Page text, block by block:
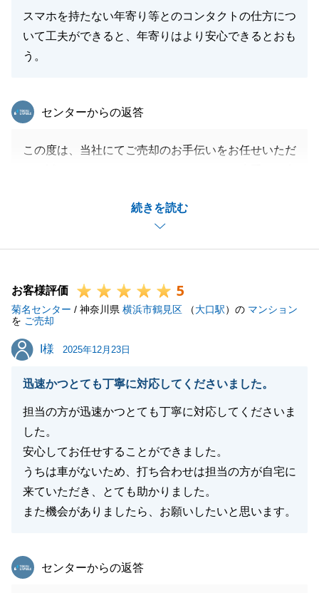
スマホを持たない年寄り等とのコンタクトの仕方につ
いて工夫ができると、年寄りはより安心できるとおも
う。
続きを読む
東急リバブル
センターからの返答
この度は、当社にてご売却のお手伝いをお任せいただ
引き続き何かご相談等ございましたらお気軽にお申し
引き続きどうぞよろしくお願いいたします。
閉じる
お客様評価 5
菊名センター / 神奈川県 横浜市鶴見区 （大口駅）の マンション
を ご売却
I様
I様 2025年12月23日
迅速かつとても丁寧に対応してくださいました。
担当の方が迅速かつとても丁寧に対応してくださいま
した。
安心してお任せすることができました。
うちは車がないため、打ち合わせは担当の方が自宅に
来ていただき、とても助かりました。
また機会がありましたら、お願いしたいと思います。
東急リバブル
センターからの返答